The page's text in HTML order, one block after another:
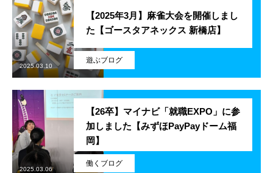
ユニーク制度
雰囲気を知る
働く
学ぶ
遊ぶ
社員を知る
遊ぶブログ
【2025年3月】麻雀大会を開催しまし
た【ゴースタアネックス 新橋店】
2025.03.10
働くブログ
【26卒】マイナビ「就職EXPO」に参
加しました【みずほPayPayドーム福
岡】
2025.03.06